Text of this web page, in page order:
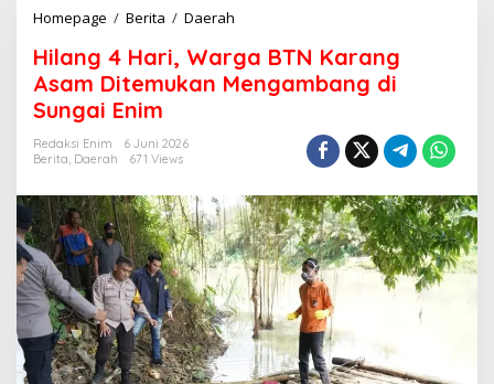
Homepage / Berita / Daerah
l
a
n
i
,
W
a
r
g
a
Hilang 4 Hari, Warga BTN Karang
Asam Ditemukan Mengambang di
Sungai Enim
Redaksi Enim
6 Juni 2026
Berita, Daerah 671 Views